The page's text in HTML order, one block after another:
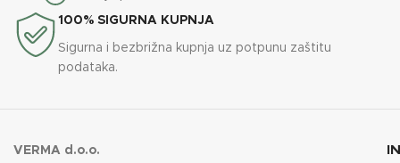
100% SIGURNA KUPNJA
Sigurna i bezbrižna kupnja uz potpunu zaštitu
podataka.
VERMA d.o.o.